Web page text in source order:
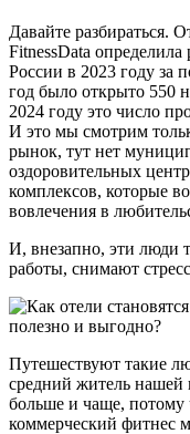
Давайте разбираться.
FitnessData
России в 2023 году за
год было открыто 550
2024 году это число
И это мы смотрим
рынок, тут нет
оздоровительных
комплексов, которые
вовлечения в
И, внезапно, эти люди
работы, снимают
Путешествуют такие
средний житель нашей
больше и чаще, потому
коммерческий фитнес